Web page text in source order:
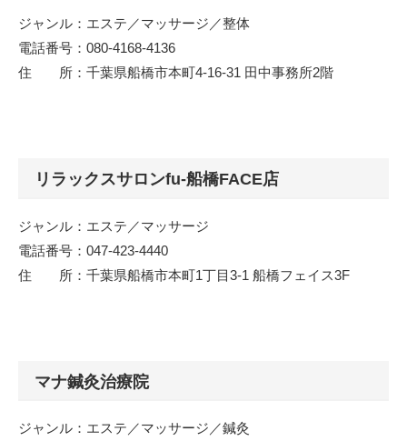
ジャンル：エステ／マッサージ／整体
電話番号：080-4168-4136
住 所：千葉県船橋市本町4-16-31 田中事務所2階
リラックスサロンfu-船橋FACE店
ジャンル：エステ／マッサージ
電話番号：047-423-4440
住 所：千葉県船橋市本町1丁目3-1 船橋フェイス3F
マナ鍼灸治療院
ジャンル：エステ／マッサージ／鍼灸